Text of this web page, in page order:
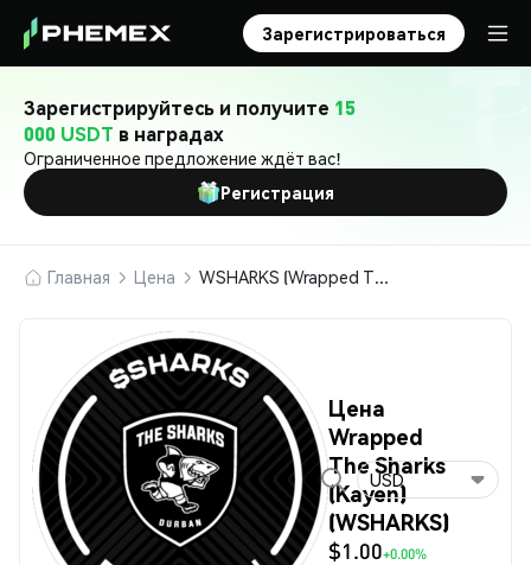
Зарегистрироваться
Зарегистрируйтесь и получите 15
000 USDT в наградах
Ограниченное предложение ждёт вас!
Регистрация
Главная Цена WSHARKS (Wrapped The Sharks (Kayen))
Цена
Wrapped
The Sharks
(Kayen)
(WSHARKS)
$1.00+0.00%
USD